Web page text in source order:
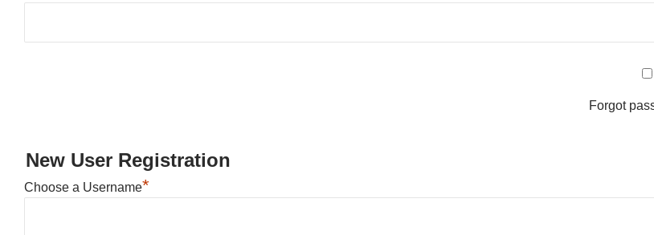
Forgot
New User Registration
Choose a Username*